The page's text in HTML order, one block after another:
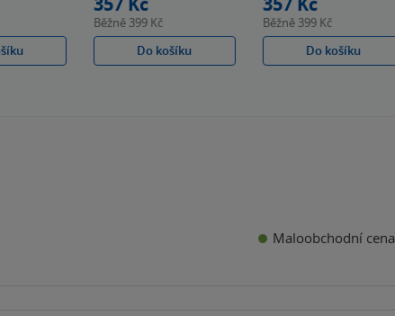
Běžně 399 Kč
Do košíku
Běžně 399 Kč
Do košíku
Maloobchodní cena